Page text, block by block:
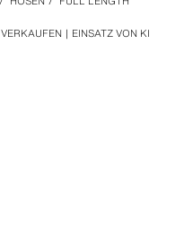
EINSATZ VON KI